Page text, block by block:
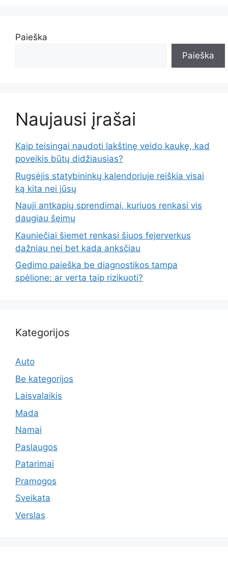
Paieška
Paieška
Naujausi įrašai
Kaip teisingai naudoti lakštinę veido kaukę, kad
poveikis būtų didžiausias?
Rugsėjis statybininkų kalendoriuje reiškia visai
ką kita nei jūsų
Nauji antkapių sprendimai, kuriuos renkasi vis
daugiau šeimų
Kauniečiai šiemet renkasi šiuos fejerverkus
dažniau nei bet kada anksčiau
Gedimo paieška be diagnostikos tampa
spėlione: ar verta taip rizikuoti?
Kategorijos
Auto
Be kategorijos
Laisvalaikis
Mada
Namai
Paslaugos
Patarimai
Pramogos
Sveikata
Verslas